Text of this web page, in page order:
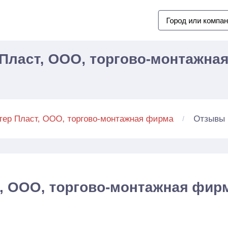
ООО, торгово-
Пласт, ООО, торгово-монтажная фирма Отзывы
ООО, торгово-монтажная